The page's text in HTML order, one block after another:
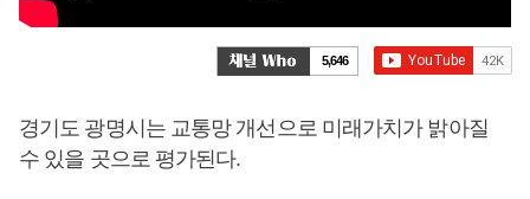
5,646
경기도 광명시는 교통망 개선으로 미래가치가 밝아질
수 있을 곳으로 평가된다.